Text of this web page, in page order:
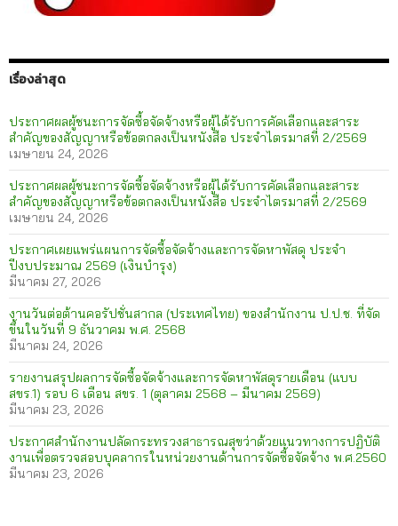
เรื่องล่าสุด
ประกาศผลผู้ชนะการจัดซื้อจัดจ้างหรือผู้ได้รับการคัดเลือกและสาระ
สำคัญของสัญญาหรือข้อตกลงเป็นหนังสือ ประจำไตรมาสที่ 2/2569
เมษายน 24, 2026
ประกาศผลผู้ชนะการจัดซื้อจัดจ้างหรือผู้ได้รับการคัดเลือกและสาระ
สำคัญของสัญญาหรือข้อตกลงเป็นหนังสือ ประจำไตรมาสที่ 2/2569
เมษายน 24, 2026
ประกาศเผยแพร่แผนการจัดซื้อจัดจ้างและการจัดหาพัสดุ ประจำ
ปีงบประมาณ 2569 (เงินบำรุง)
มีนาคม 27, 2026
งานวันต่อต้านคอรัปชั่นสากล (ประเทศไทย) ของสำนักงาน ป.ป.ช. ที่จัด
ขึ้นในวันที่ 9 ธันวาคม พ.ศ. 2568
มีนาคม 24, 2026
รายงานสรุปผลการจัดซื้อจัดจ้างและการจัดหาพัสดุรายเดือน (แบบ
สขร.1) รอบ 6 เดือน สขร. 1 (ตุลาคม 2568 – มีนาคม 2569)
มีนาคม 23, 2026
ประกาศสำนักงานปลัดกระทรวงสาธารณสุขว่าด้วยแนวทางการปฏิบัติ
งานเพื่อตรวจสอบบุคลากรในหน่วยงานด้านการจัดซื้อจัดจ้าง พ.ศ.2560
มีนาคม 23, 2026